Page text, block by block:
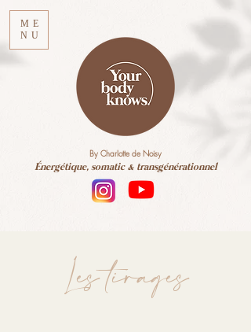
ME
NU
By Charlotte de Noisy
Énergétique, somatic & transgénérationnel
Les tirages